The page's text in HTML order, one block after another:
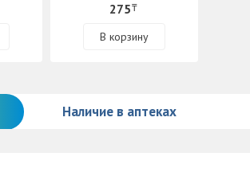
275₸
В корзину
Наличие в аптеках